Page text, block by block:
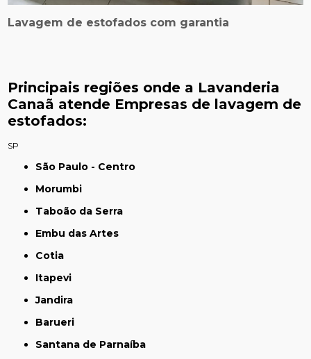
Lavagem de estofados com garantia
Principais regiões onde a Lavanderia
Canaã atende Empresas de lavagem de
estofados:
SP
São Paulo - Centro
Morumbi
Taboão da Serra
Embu das Artes
Cotia
Itapevi
Jandira
Barueri
Santana de Parnaíba